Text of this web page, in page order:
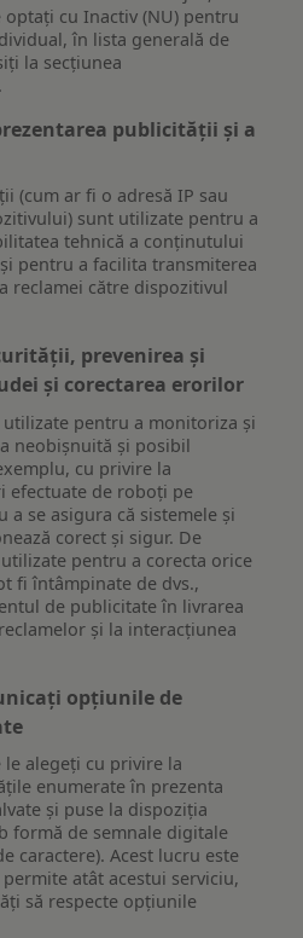
cu Inactiv (NU) pentru
în lista generală de
la secțiunea
publicității și a
(cum ar fi o adresă IP sau
sunt utilizate pentru a
tehnică a conținutului
pentru a facilita transmiterea
reclamei către dispozitivul
prevenirea și
și corectarea erorilor
pentru a monitoriza și
neobișnuită și posibil
cu privire la
efectuate de roboți pe
a se asigura că sistemele și
corect și sigur. De
pentru a corecta orice
fi întâmpinate de dvs.,
de publicitate în livrarea
și la interacțiunea
opțiunile de
alegeți cu privire la
enumerate în prezenta
și puse la dispoziția
formă de semnale digitale
caractere). Acest lucru este
atât acestui serviciu,
să respecte opțiunile